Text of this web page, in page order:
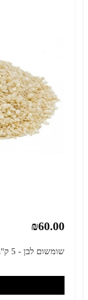
₪60.00
שומשום לבן - 5 ק"ג × 1 יחידות